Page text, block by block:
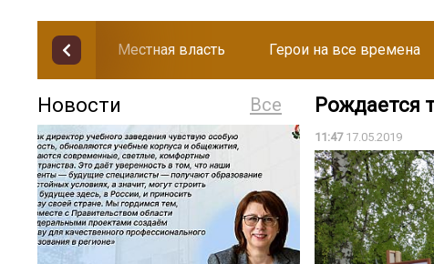
Местная власть Герои на все времена
Все
Новости Рождается
11:4717.05.2019